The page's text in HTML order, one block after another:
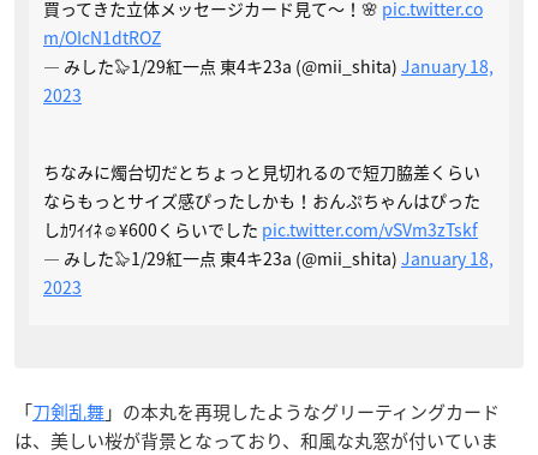
買ってきた立体メッセージカード見て〜！🌸 pic.twitter.co
m/OIcN1dtROZ
— みした🦭1/29紅一点 東4キ23a (@mii_shita) January 18,
2023
ちなみに燭台切だとちょっと見切れるので短刀脇差くらい
ならもっとサイズ感ぴったしかも！おんぷちゃんはぴった
しｶﾜｲｲﾈ☺️¥600くらいでした pic.twitter.com/vSVm3zTskf
— みした🦭1/29紅一点 東4キ23a (@mii_shita) January 18,
2023
「刀剣乱舞」の本丸を再現したようなグリーティングカード
は、美しい桜が背景となっており、和風な丸窓が付いていま